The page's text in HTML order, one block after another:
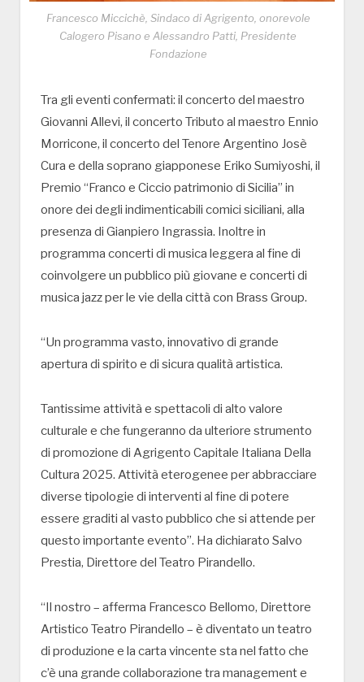
Francesco Miccichè, Sindaco di Agrigento, onorevole
Calogero Pisano e Alessandro Patti, Presidente
Fondazione
Tra gli eventi confermati: il concerto del maestro
Giovanni Allevi, il concerto Tributo al maestro Ennio
Morricone, il concerto del Tenore Argentino Josè
Cura e della soprano giapponese Eriko Sumiyoshi, il
Premio “Franco e Ciccio patrimonio di Sicilia” in
onore dei degli indimenticabili comici siciliani, alla
presenza di Gianpiero Ingrassia. Inoltre in
programma concerti di musica leggera al fine di
coinvolgere un pubblico più giovane e concerti di
musica jazz per le vie della città con Brass Group.
“Un programma vasto, innovativo di grande
apertura di spirito e di sicura qualità artistica.
Tantissime attività e spettacoli di alto valore
culturale e che fungeranno da ulteriore strumento
di promozione di Agrigento Capitale Italiana Della
Cultura 2025. Attività eterogenee per abbracciare
diverse tipologie di interventi al fine di potere
essere graditi al vasto pubblico che si attende per
questo importante evento”. Ha dichiarato Salvo
Prestia, Direttore del Teatro Pirandello.
“Il nostro – afferma Francesco Bellomo, Direttore
Artistico Teatro Pirandello – è diventato un teatro
di produzione e la carta vincente sta nel fatto che
c’è una grande collaborazione tra management e